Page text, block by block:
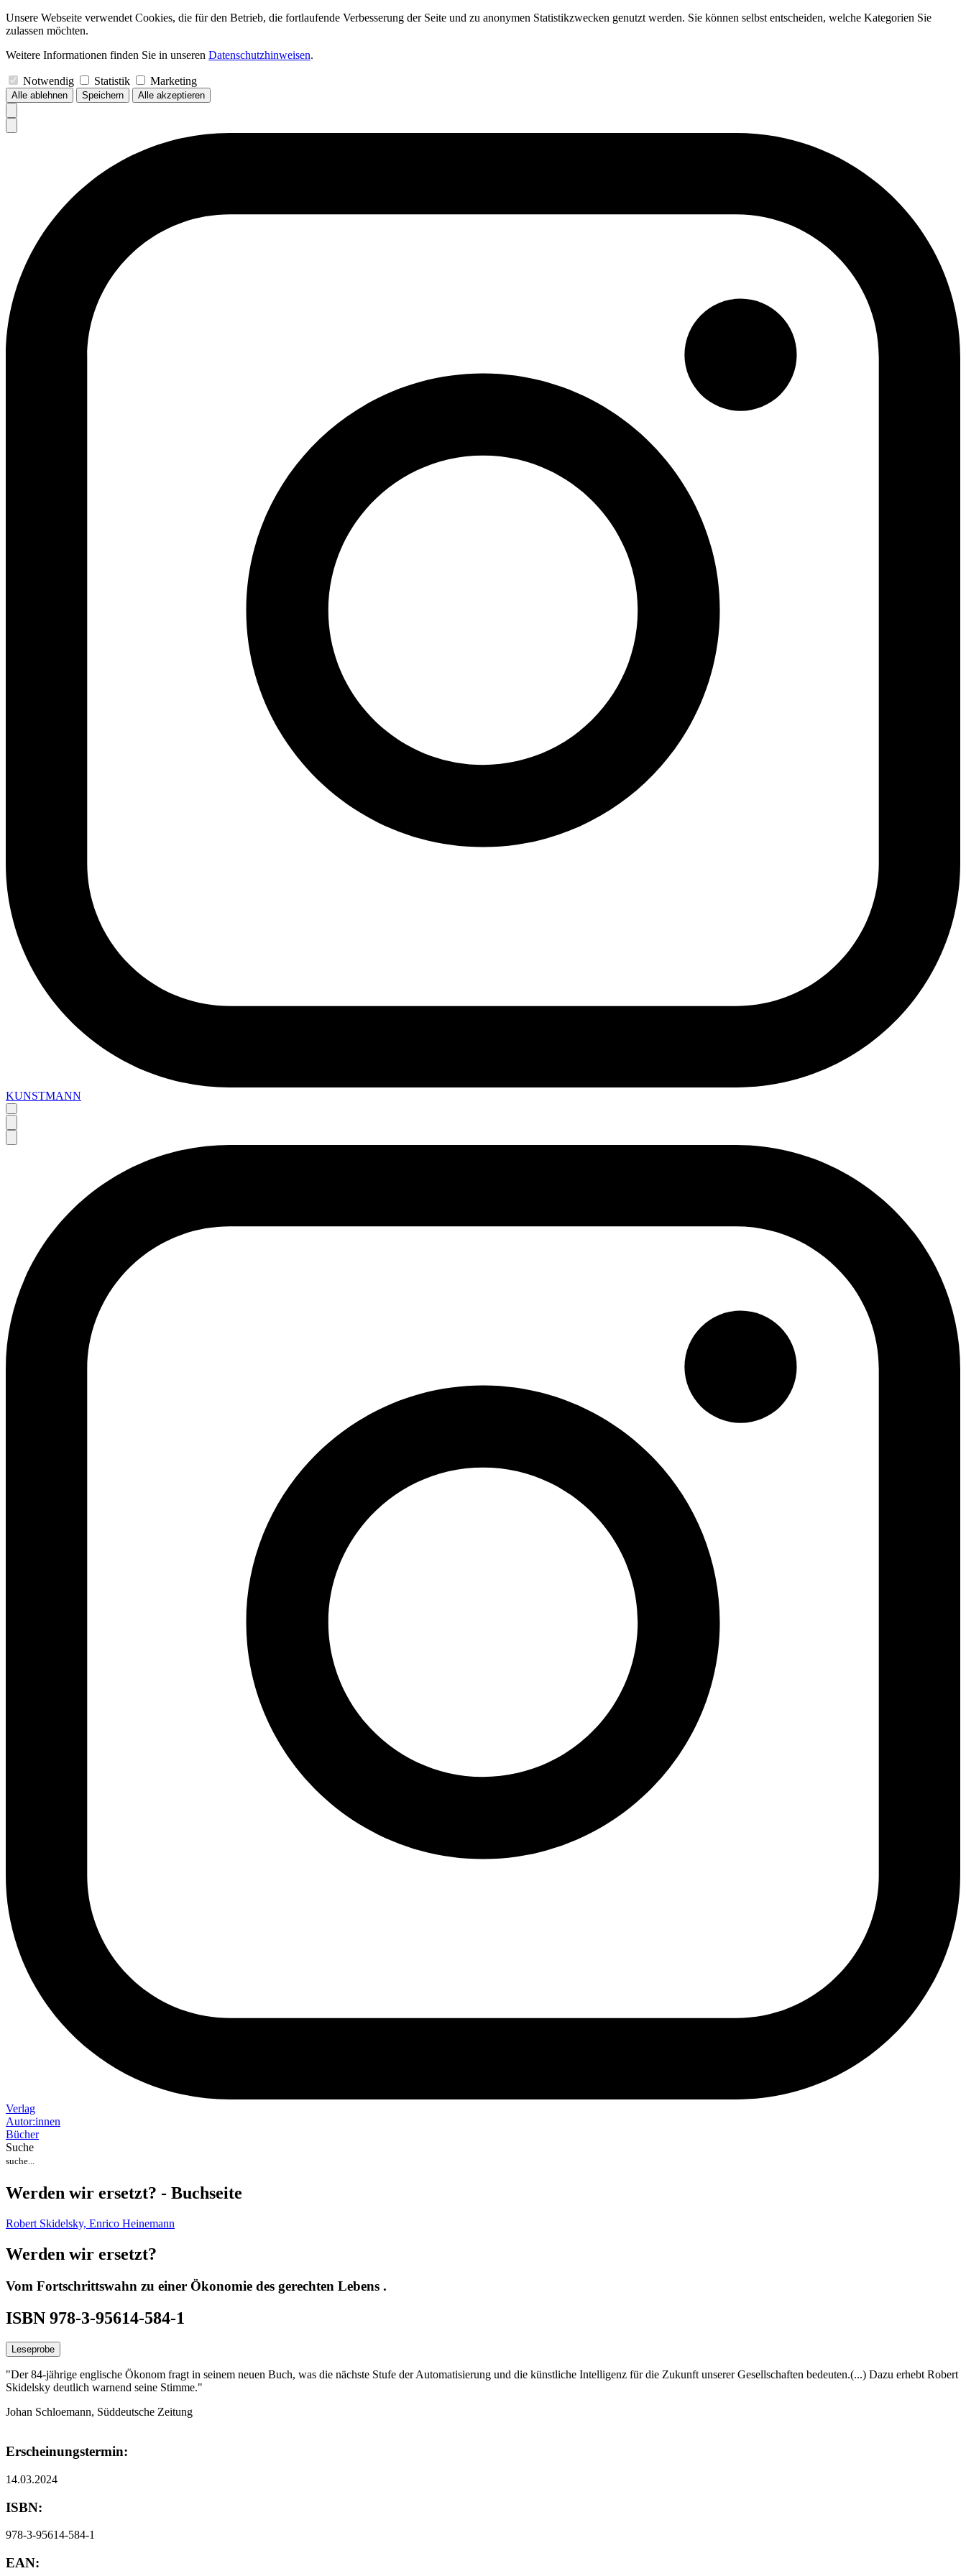
Unsere Webseite verwendet Cookies, die für den Betrieb, die fortlaufende Verbesserung der Seite und zu anonymen Statistikzwecken genutzt werden. Sie können selbst entscheiden, welche Kategorien Sie
zulassen möchten.
Weitere Informationen finden Sie in unseren Datenschutzhinweisen.
Notwendig Statistik Marketing
Alle ablehnen Speichern Alle akzeptieren
KUNSTMANN
Verlag
Autor:innen
Bücher
Suche
Werden wir ersetzt? - Buchseite
Robert Skidelsky, Enrico Heinemann
Werden wir ersetzt?
Vom Fortschrittswahn zu einer Ökonomie des gerechten Lebens .
ISBN 978-3-95614-584-1
Leseprobe
"Der 84-jährige englische Ökonom fragt in seinem neuen Buch, was die nächste Stufe der Automatisierung und die künstliche Intelligenz für die Zukunft unserer Gesellschaften bedeuten.(...) Dazu erhebt Robert
Skidelsky deutlich warnend seine Stimme."
Johan Schloemann, Süddeutsche Zeitung
Erscheinungstermin:
14.03.2024
ISBN:
978-3-95614-584-1
EAN: